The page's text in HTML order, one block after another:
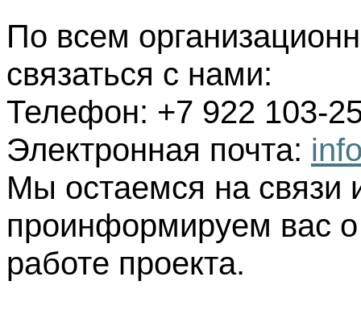
По всем
связаться с нами:
Телефон: +7 922 103-
Электронная почта:
Мы остаемся на связи
проинформируем вас
работе проекта.